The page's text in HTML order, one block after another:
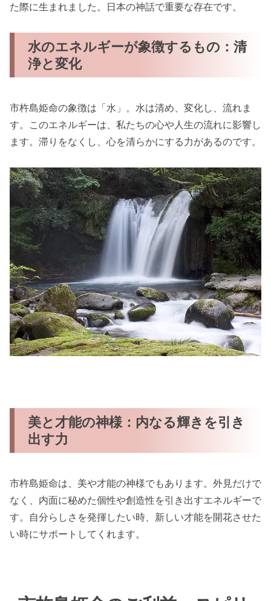
た際に生まれました。日本の神話で重要な存在です。
水のエネルギーが象徴するもの：清
浄と変化
市杵島姫命の象徴は「水」。水は清め、変化し、流れま
す。このエネルギーは、私たちの心や人生の流れに影響し
ます。滞りをなくし、心を清らかにする力があるのです。
美と才能の神様：内なる輝きを引き
出す力
市杵島姫命は、美や才能の神様でもあります。外見だけで
なく、内面に秘めた個性や創造性を引き出すエネルギーで
す。自分らしさを発揮したい時、新しい才能を開花させた
い時にサポートしてくれます。